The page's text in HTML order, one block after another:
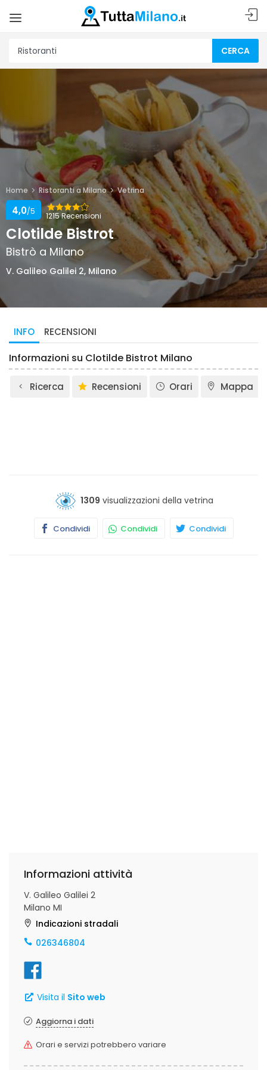
CERCA
Home Ristoranti a Milano Vetrina
1215 Recensioni
4,0/5
Clotilde Bistrot
Bistrò a Milano
V. Galileo Galilei 2, Milano
INFO RECENSIONI
Informazioni su Clotilde Bistrot Milano
Ricerca Recensioni Orari Mappa
1309 visualizzazioni della vetrina
Condividi Condividi Condividi
Informazioni attività
V. Galileo Galilei 2
Milano MI
Indicazioni stradali
026346804
Visita il Sito web
Aggiorna i dati
Orari e servizi potrebbero variare